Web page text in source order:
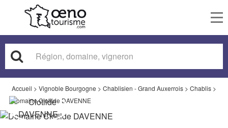
Accueil > Vignoble Bourgogne > Chablisien - Grand Auxerrois > Chablis >
Domaine Clotilde DAVENNE